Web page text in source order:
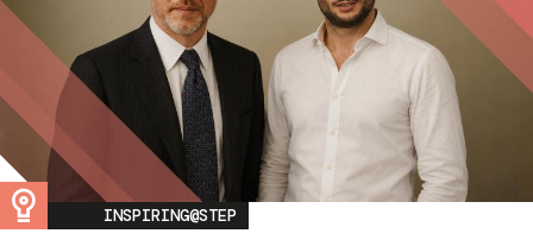
Image
INSPIRING@STEP